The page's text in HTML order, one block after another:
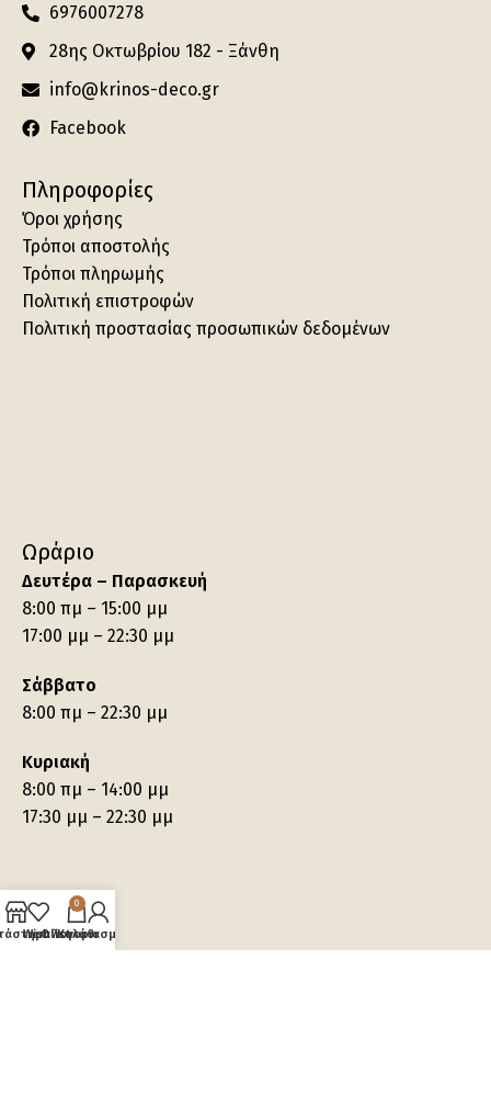
6976007278
28ης Οκτωβρίου 182 - Ξάνθη
info@krinos-deco.gr
Facebook
Πληροφορίες
Όροι χρήσης
Τρόποι αποστολής
Τρόποι πληρωμής
Πολιτική επιστροφών
Πολιτική προστασίας προσωπικών δεδομένων
Ωράριο
Δευτέρα – Παρασκευή
8:00 πμ – 15:00 μμ
17:00 μμ – 22:30 μμ
Σάββατο
8:00 πμ – 22:30 μμ
Κυριακή
8:00 πμ – 14:00 μμ
17:30 μμ – 22:30 μμ
Wishlist
0
Καλάθι
Ο λογαριασμός μου